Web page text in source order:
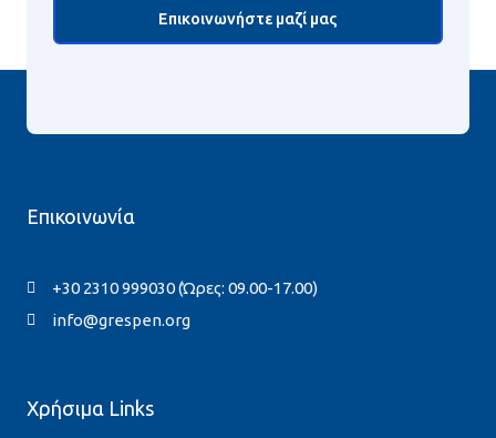
Επικοινωνήστε μαζί μας
Χρήσιμα Links
Επικοινωνία
+30 2310 999030 (Ώρες: 09.00-17.00)
info@grespen.org